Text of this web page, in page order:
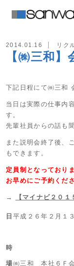
2014.01.16 リク
【㈱三和
下記日程にて㈱三和
当日は実際の仕事内
す。
先輩社員からの話も
また説明会終了後、
もできます。
定員制となっており
お早めにご予約くださ
→ 【マイナビ２０
日
時
平成２６年２月１
場㈱三和 本社６Ｆ